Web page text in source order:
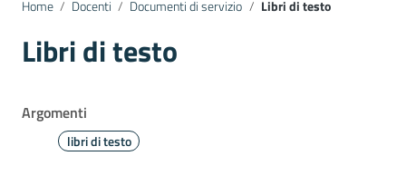
Home / Docenti / Documenti di servizio / Libri di testo
Libri di testo
Argomenti
libri di testo